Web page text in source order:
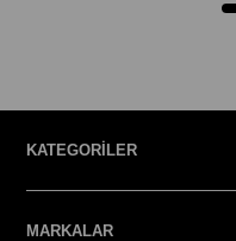
KATEGORİLER
MARKALAR